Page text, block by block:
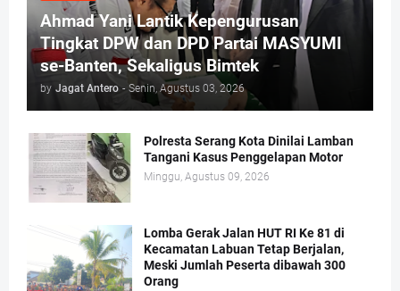
Ahmad Yani Lantik Kepengurusan
Tingkat DPW dan DPD Partai MASYUMI
se-Banten, Sekaligus Bimtek
by Jagat Antero - Senin, Agustus 03, 2026
Polresta Serang Kota Dinilai Lamban
Tangani Kasus Penggelapan Motor
Minggu, Agustus 09, 2026
Lomba Gerak Jalan HUT RI Ke 81 di
Kecamatan Labuan Tetap Berjalan,
Meski Jumlah Peserta dibawah 300
Orang